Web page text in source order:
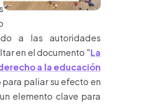
a las autoridades
en el documento "La
a la educación
paliar su efecto en
elemento clave para